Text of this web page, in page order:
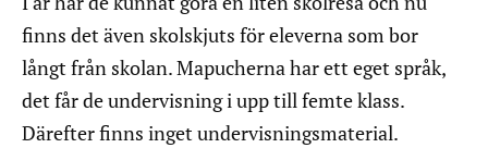
finns det även skolskjuts för eleverna som bor
långt från skolan. Mapucherna har ett eget språk,
det får de undervisning i upp till femte klass.
Därefter finns inget undervisningsmaterial.